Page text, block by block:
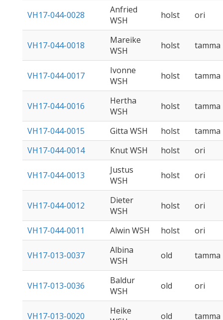
VH17-044-0028
Anfried
WSH
holst ori
VH17-044-0018
Mareike
WSH
holst tamma
VH17-044-0017
Ivonne
WSH
holst tamma
VH17-044-0016
Hertha
WSH
holst tamma
VH17-044-0015 Gitta WSH holst
tamma
VH17-044-0014
Knut WSH holst ori
VH17-044-0013
Justus
WSH
holst ori
VH17-044-0012
Dieter
WSH
holst ori
VH17-044-0011 Alwin WSH holst ori
VH17-013-0037
Albina
WSH
old tamma
VH17-013-0036
Baldur
WSH
old ori
VH17-013-0020
Heike
old tamma